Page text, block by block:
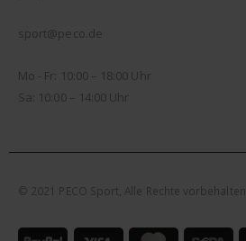
sport@peco.de
Mo - Fr: 10:00 – 18:00 Uhr
Sa: 10:00 – 14:00 Uhr
© 2021 PECO Sport, Alle Rechte vorbehalten.